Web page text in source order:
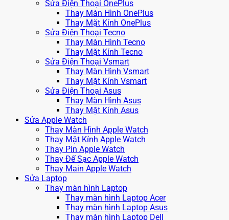
Sửa Điện Thoại OnePlus
Thay Màn Hình OnePlus
Thay Mặt Kính OnePlus
Sửa Điện Thoại Tecno
Thay Màn Hình Tecno
Thay Mặt Kính Tecno
Sửa Điện Thoại Vsmart
Thay Màn Hình Vsmart
Thay Mặt Kính Vsmart
Sửa Điện Thoại Asus
Thay Màn Hình Asus
Thay Mặt Kính Asus
Sửa Apple Watch
Thay Màn Hình Apple Watch
Thay Mặt Kính Apple Watch
Thay Pin Apple Watch
Thay Đế Sạc Apple Watch
Thay Main Apple Watch
Sửa Laptop
Thay màn hình Laptop
Thay màn hình Laptop Acer
Thay màn hình Laptop Asus
Thay màn hình Laptop Dell